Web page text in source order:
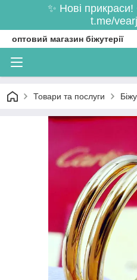
✨ Нові
t.me/
оптовий магазин біжутерії
Товари та послуги